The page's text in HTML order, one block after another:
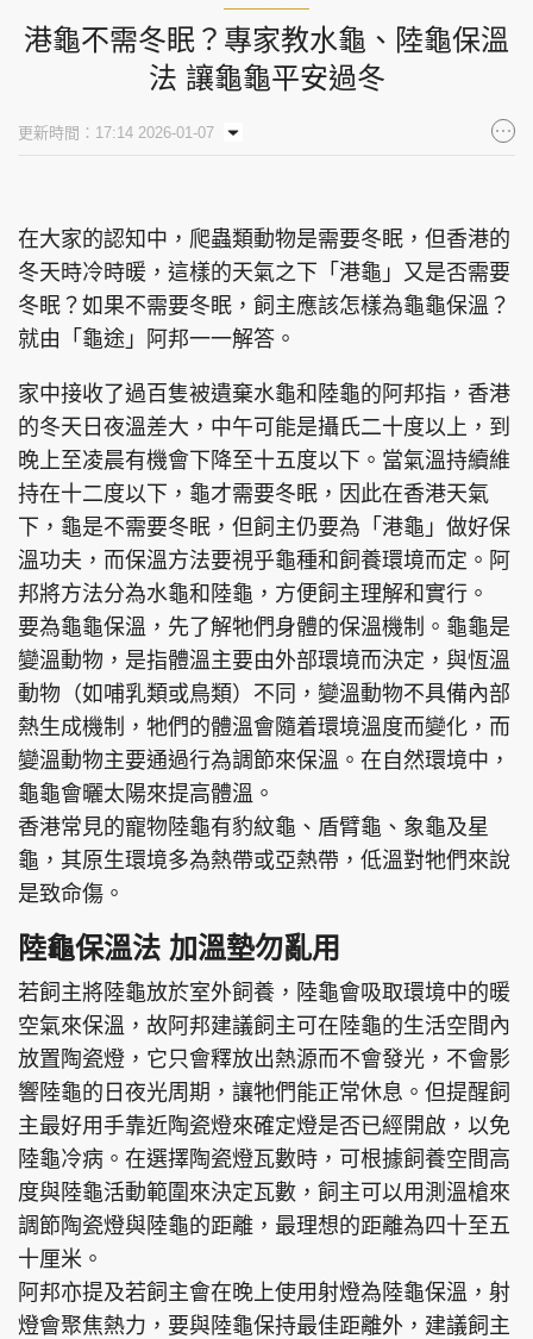
港龜不需冬眠？專家教水龜、陸龜保溫
法 讓龜龜平安過冬
更新時間：17:14 2026-01-07
在大家的認知中，爬蟲類動物是需要冬眠，但香港的
冬天時冷時暖，這樣的天氣之下「港龜」又是否需要
冬眠？如果不需要冬眠，飼主應該怎樣為龜龜保溫？
就由「龜途」阿邦一一解答。
家中接收了過百隻被遺棄水龜和陸龜的阿邦指，香港
的冬天日夜溫差大，中午可能是攝氏二十度以上，到
晚上至凌晨有機會下降至十五度以下。當氣溫持續維
持在十二度以下，龜才需要冬眠，因此在香港天氣
下，龜是不需要冬眠，但飼主仍要為「港龜」做好保
溫功夫，而保溫方法要視乎龜種和飼養環境而定。阿
邦將方法分為水龜和陸龜，方便飼主理解和實行。
要為龜龜保溫，先了解牠們身體的保溫機制。龜龜是
變溫動物，是指體溫主要由外部環境而決定，與恆溫
動物（如哺乳類或鳥類）不同，變溫動物不具備內部
熱生成機制，牠們的體溫會隨着環境溫度而變化，而
變溫動物主要通過行為調節來保溫。在自然環境中，
龜龜會曬太陽來提高體溫。
香港常見的寵物陸龜有豹紋龜、盾臂龜、象龜及星
龜，其原生環境多為熱帶或亞熱帶，低溫對牠們來說
是致命傷。
陸龜保溫法 加溫墊勿亂用
若飼主將陸龜放於室外飼養，陸龜會吸取環境中的暖
空氣來保溫，故阿邦建議飼主可在陸龜的生活空間內
放置陶瓷燈，它只會釋放出熱源而不會發光，不會影
響陸龜的日夜光周期，讓牠們能正常休息。但提醒飼
主最好用手靠近陶瓷燈來確定燈是否已經開啟，以免
陸龜冷病。在選擇陶瓷燈瓦數時，可根據飼養空間高
度與陸龜活動範圍來決定瓦數，飼主可以用測溫槍來
調節陶瓷燈與陸龜的距離，最理想的距離為四十至五
十厘米。
阿邦亦提及若飼主會在晚上使用射燈為陸龜保溫，射
燈會聚焦熱力，要與陸龜保持最佳距離外，建議飼主